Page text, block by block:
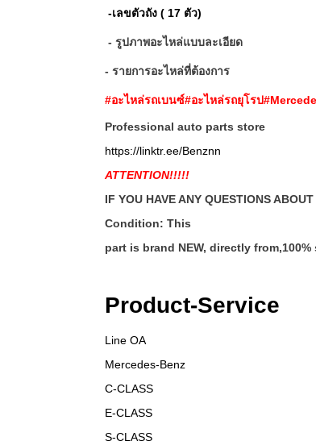
-เลขตัวถัง ( 17 ตัว)
- รูปภาพอะไหล่แบบละเอียด
- รายการอะไหล่ที่ต้องการ
#อะไหล่รถเบนซ์#อะไหล่รถยุโรป
Professional auto parts store
https://linktr.ee/Benznn
ATTENTION!!!!!
IF YOU HAVE ANY QUESTIONS
Condition: This
part is brand NEW, directly
Product-Service
Line OA
Mercedes-Benz
C-CLASS
E-CLASS
S-CLASS